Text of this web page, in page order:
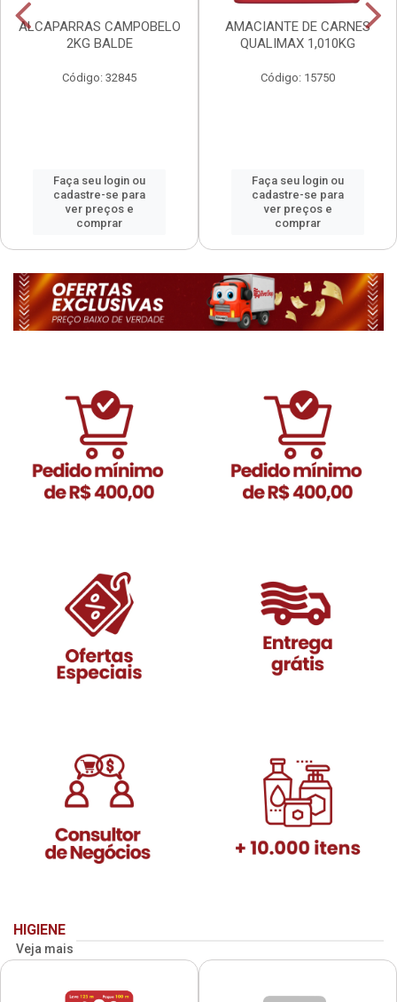
ALCAPARRAS CAMPOBELO
2KG BALDE
Código: 32845
Faça seu login ou
cadastre-se para
ver preços e
comprar
AMACIANTE DE CARNES
QUALIMAX 1,010KG
Código: 15750
Faça seu login ou
cadastre-se para
ver preços e
comprar
HIGIENE
Veja mais